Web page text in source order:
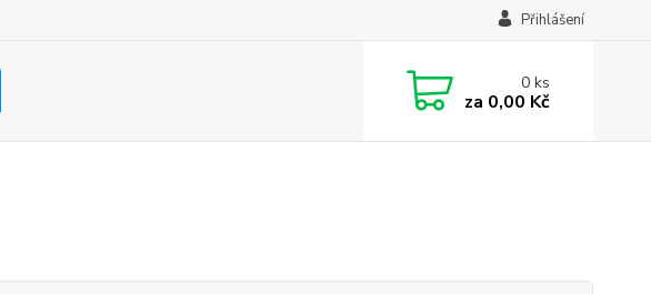
Přihlášení
0ks
za 0,00 Kč